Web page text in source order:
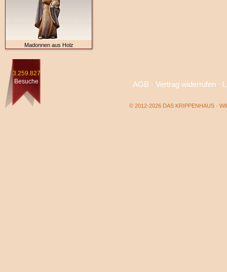
Madonnen aus Holz
3.259.827
Besuche
AGB · Vertrag widerrufen·
© 2012-2026 DAS KRIPPENHAUS ·